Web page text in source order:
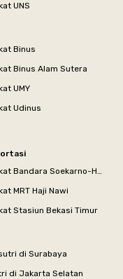
UNS
Binus
Binus Alam Sutera
UMY
Udinus
Kost dekat Bandara Soekarno-Hatta
MRT Haji Nawi
Stasiun Bekasi Timur
di Surabaya
di Jakarta Selatan